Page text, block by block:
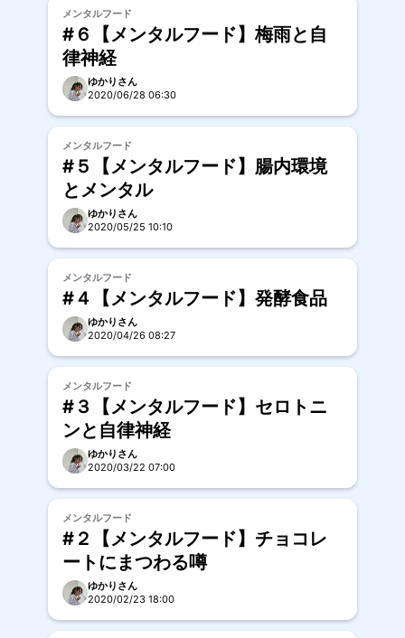
メンタルフード
#６【メンタルフード】梅雨と自
律神経
ゆかりさん
2020/06/28 06:30
メンタルフード
#５【メンタルフード】腸内環境
とメンタル
ゆかりさん
2020/05/25 10:10
メンタルフード
#４【メンタルフード】発酵食品
ゆかりさん
2020/04/26 08:27
メンタルフード
#３【メンタルフード】セロトニ
ンと自律神経
ゆかりさん
2020/03/22 07:00
メンタルフード
#２【メンタルフード】チョコレ
ートにまつわる噂
ゆかりさん
2020/02/23 18:00